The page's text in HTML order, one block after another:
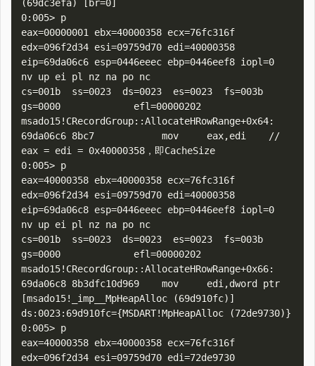
(69dc3efa) [br=0]
0:005> p
eax=00000001 ebx=40000358 ecx=76fc316f
edx=096f2d34 esi=09759d70 edi=40000358
eip=69da06c6 esp=0446eeec ebp=0446eef8 iopl=0
nv up ei pl nz na po nc
cs=001b  ss=0023  ds=0023  es=0023  fs=003b
gs=0000             efl=00000202
msado15!CRecordGroup::AllocateHRowRange+0x64:
69da06c6 8bc7            mov     eax,edi    //
eax = edi = 0x40000358，即CacheSize
0:005> p
eax=40000358 ebx=40000358 ecx=76fc316f
edx=096f2d34 esi=09759d70 edi=40000358
eip=69da06c8 esp=0446eeec ebp=0446eef8 iopl=0
nv up ei pl nz na po nc
cs=001b  ss=0023  ds=0023  es=0023  fs=003b
gs=0000             efl=00000202
msado15!CRecordGroup::AllocateHRowRange+0x66:
69da06c8 8b3dfc10d969    mov     edi,dword ptr
[msado15!_imp__MpHeapAlloc (69d910fc)]
ds:0023:69d910fc={MSDART!MpHeapAlloc (72de9730)}
0:005> p
eax=40000358 ebx=40000358 ecx=76fc316f
edx=096f2d34 esi=09759d70 edi=72de9730